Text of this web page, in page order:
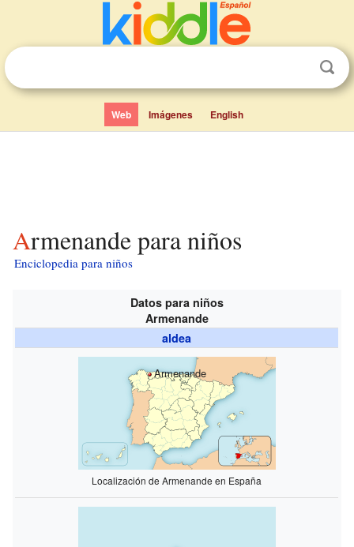
Web Imágenes English
Armenande para niños
Enciclopedia para niños
Datos para niños
Armenande
aldea
Armenande
Localización de Armenande en España